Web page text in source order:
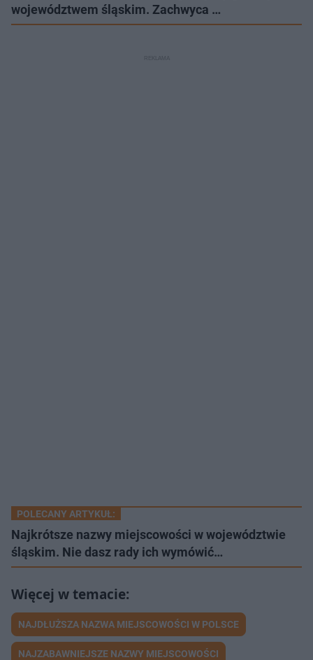
województwem śląskim. Zachwyca …
POLECANY ARTYKUŁ:
Najkrótsze nazwy miejscowości w województwie
śląskim. Nie dasz rady ich wymówić…
NAJDŁUŻSZA NAZWA MIEJSCOWOŚCI W POLSCE
NAJZABAWNIEJSZE NAZWY MIEJSCOWOŚCI